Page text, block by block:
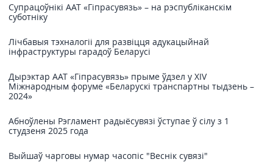
Супрацоўнікі ААТ «Гіпрасувязь» – на рэспубліканскім
суботніку
Лічбавыя тэхналогіі для развіцця адукацыйнай
інфраструктуры гарадоў Беларусі
Дырэктар ААТ «Гіпрасувязь» прыме ўдзел у XIV
Міжнародным форуме «Беларускі транспартны тыдзень –
2024»
Абноўлены Рэгламент радыёсувязі ўступае ў сілу з 1
студзеня 2025 года
Выйшаў чарговы нумар часопіс "Веснiк сувязi"